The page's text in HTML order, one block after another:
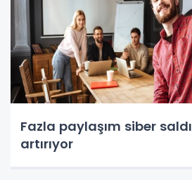
Fazla paylaşım siber
artırıyor